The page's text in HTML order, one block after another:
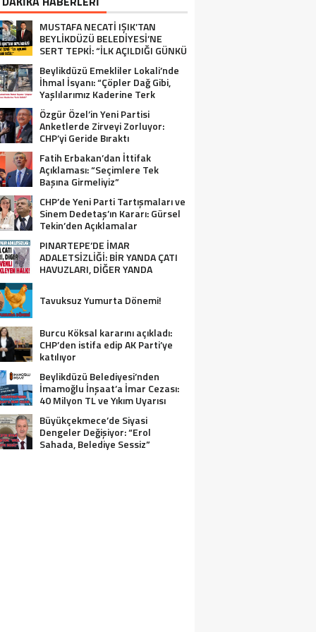
MUSTAFA NECATİ IŞIK’TAN
BEYLİKDÜZÜ BELEDİYESİ’NE
SERT TEPKİ: “İLK AÇILDIĞI GÜNKÜ
Beylikdüzü Emekliler Lokali’nde
İhmal İsyanı: “Çöpler Dağ Gibi,
Yaşlılarımız Kaderine Terk
Edildi!”
Özgür Özel’in Yeni Partisi
Anketlerde Zirveyi Zorluyor:
CHP’yi Geride Bıraktı
Fatih Erbakan’dan İttifak
Açıklaması: “Seçimlere Tek
Başına Girmeliyiz”
CHP’de Yeni Parti Tartışmaları ve
Sinem Dedetaş’ın Kararı: Gürsel
Tekin’den Açıklamalar
PINARTEPE’DE İMAR
ADALETSİZLİĞİ: BİR YANDA ÇATI
HAVUZLARI, DİĞER YANDA
Tavuksuz Yumurta Dönemi!
Burcu Köksal kararını açıkladı:
CHP’den istifa edip AK Parti’ye
katılıyor
Beylikdüzü Belediyesi’nden
İmamoğlu İnşaat’a İmar Cezası:
40 Milyon TL ve Yıkım Uyarısı
Büyükçekmece’de Siyasi
Dengeler Değişiyor: “Erol
Sahada, Belediye Sessiz”